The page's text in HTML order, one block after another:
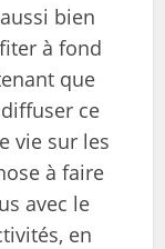
bien
à fond
que
ce
vie sur les
à faire
avec le
en